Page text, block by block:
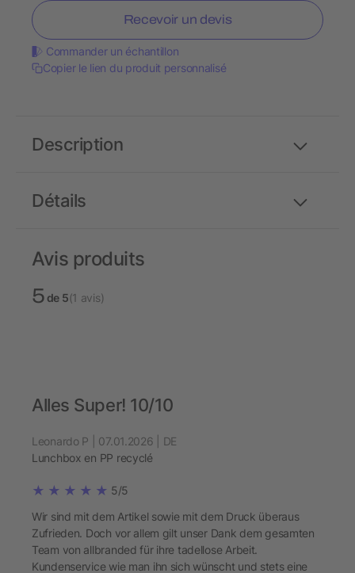
Recevoir un devis
Commander un échantillon
Copier le lien du produit personnalisé
Détails
Description
Avis produits
5de 5(1 avis)
Alles Super! 10/10
Leonardo P | 07.01.2026 | DE
Lunchbox en PP recyclé
5/5
Wir sind mit dem Artikel sowie mit dem Druck überaus
Zufrieden. Doch vor allem gilt unser Dank dem gesamten
Team von allbranded für ihre tadellose Arbeit.
Kundenservice wie man ihn sich wünscht und stets eine